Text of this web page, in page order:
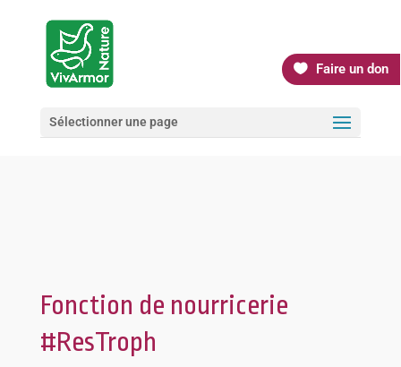
Faire un don
Sélectionner une page
Fonction de nourricerie
#ResTroph